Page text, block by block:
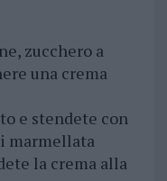
zucchero a
una crema
e stendete con
marmellata
la crema alla